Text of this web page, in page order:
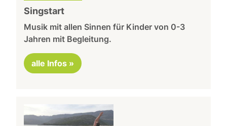
Singstart
Musik mit allen Sinnen für Kinder von 0-3
Jahren mit Begleitung.
alle Infos »